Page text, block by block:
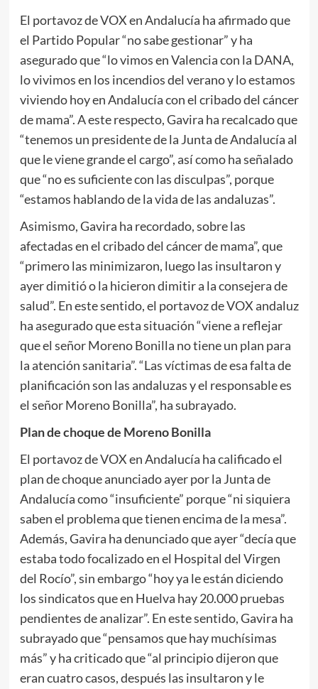
El portavoz de VOX en Andalucía ha afirmado que
el Partido Popular “no sabe gestionar” y ha
asegurado que “lo vimos en Valencia con la DANA,
lo vivimos en los incendios del verano y lo estamos
viviendo hoy en Andalucía con el cribado del cáncer
de mama”. A este respecto, Gavira ha recalcado que
“tenemos un presidente de la Junta de Andalucía al
que le viene grande el cargo”, así como ha señalado
que “no es suficiente con las disculpas”, porque
“estamos hablando de la vida de las andaluzas”.
Asimismo, Gavira ha recordado, sobre las
afectadas en el cribado del cáncer de mama”, que
“primero las minimizaron, luego las insultaron y
ayer dimitió o la hicieron dimitir a la consejera de
salud”. En este sentido, el portavoz de VOX andaluz
ha asegurado que esta situación “viene a reflejar
que el señor Moreno Bonilla no tiene un plan para
la atención sanitaria”. “Las víctimas de esa falta de
planificación son las andaluzas y el responsable es
el señor Moreno Bonilla”, ha subrayado.
Plan de choque de Moreno Bonilla
El portavoz de VOX en Andalucía ha calificado el
plan de choque anunciado ayer por la Junta de
Andalucía como “insuficiente” porque “ni siquiera
saben el problema que tienen encima de la mesa”.
Además, Gavira ha denunciado que ayer “decía que
estaba todo focalizado en el Hospital del Virgen
del Rocío”, sin embargo “hoy ya le están diciendo
los sindicatos que en Huelva hay 20.000 pruebas
pendientes de analizar”. En este sentido, Gavira ha
subrayado que “pensamos que hay muchísimas
más” y ha criticado que “al principio dijeron que
eran cuatro casos, después las insultaron y le